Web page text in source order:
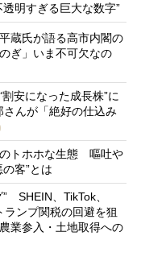
明すぎる巨大な数字”
蔵氏が語る高市内閣の
ぎ」いま不可欠なの
安になった成長株”に
んが「絶好の仕込み
トホホな生態 嘔吐や
客”とは
SHEIN、TikTok、
ンプ関税の回避を狙
業参入・土地取得への